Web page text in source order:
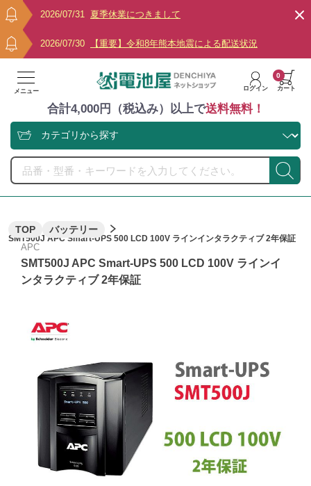
2026/07/31 夏季休業につきまして
2026/07/30 【重要】令和8年熊本地震による配送状況
メニュー ログイン カート
0
合計4,000円（税込み）以上で送料無料！
TOP バッテリー
SMT500J APC Smart-UPS 500 LCD 100V ラインインタラクティブ 2年保証
APC
SMT500J APC Smart-UPS 500 LCD 100V ラインイ
ンタラクティブ 2年保証